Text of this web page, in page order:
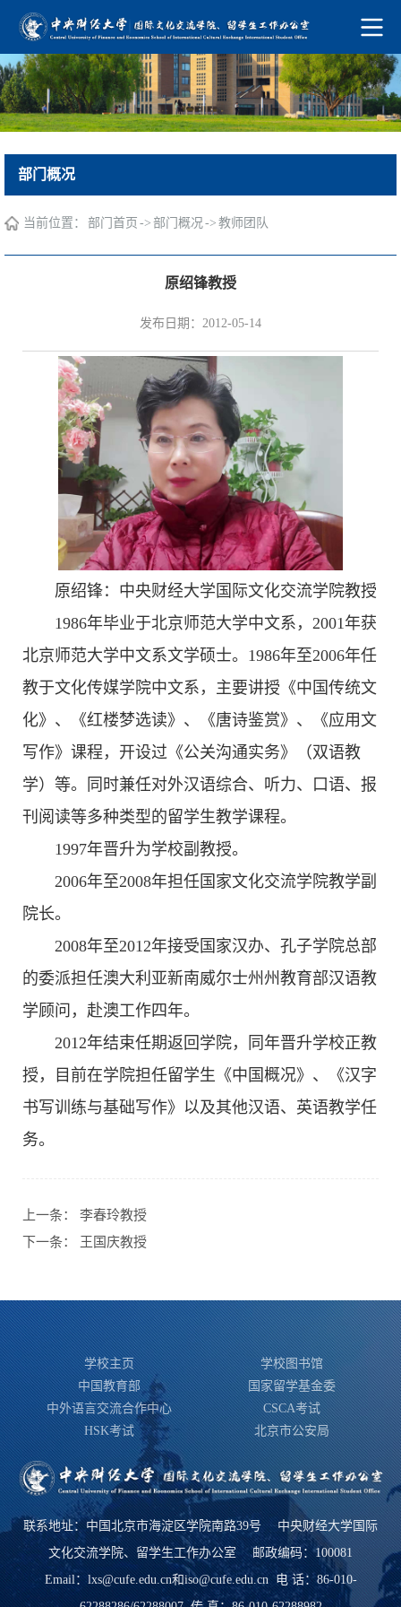
部门概况
当前位置： 部门首页 -> 部门概况-> 教师团队
原绍锋教授
发布日期：2012-05-14
原绍锋：中央财经大学国际文化交流学院教授
1986年毕业于北京师范大学中文系，2001年获
北京师范大学中文系文学硕士。1986年至2006年任
教于文化传媒学院中文系，主要讲授《中国传统文
化》、《红楼梦选读》、《唐诗鉴赏》、《应用文
写作》课程，开设过《公关沟通实务》（双语教
学）等。同时兼任对外汉语综合、听力、口语、报
刊阅读等多种类型的留学生教学课程。
1997年晋升为学校副教授。
2006年至2008年担任国家文化交流学院教学副
院长。
2008年至2012年接受国家汉办、孔子学院总部
的委派担任澳大利亚新南威尔士州州教育部汉语教
学顾问，赴澳工作四年。
2012年结束任期返回学院，同年晋升学校正教
授，目前在学院担任留学生《中国概况》、《汉字
书写训练与基础写作》以及其他汉语、英语教学任
务。
上一条： 李春玲教授
下一条： 王国庆教授
学校主页
学校图书馆
中国教育部
国家留学基金委
中外语言交流合作中心
CSCA考试
HSK考试
北京市公安局
联系地址：中国北京市海淀区学院南路39号 中央财经大学国际
文化交流学院、留学生工作办公室 邮政编码：100081
Email：lxs@cufe.edu.cn和iso@cufe.edu.cn 电 话：86-010-